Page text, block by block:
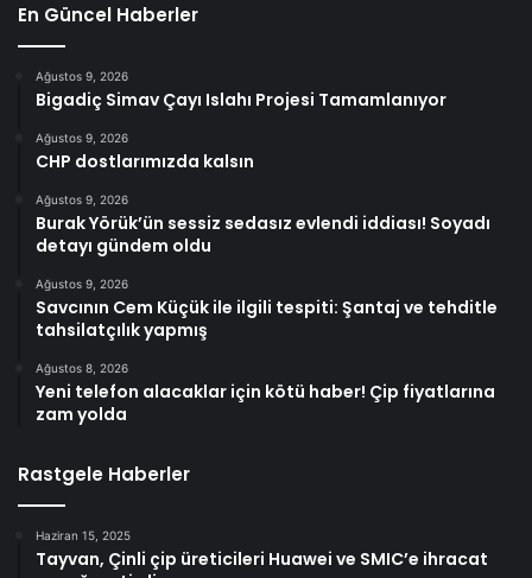
En Güncel Haberler
Ağustos 9, 2026
Bigadiç Simav Çayı Islahı Projesi Tamamlanıyor
Ağustos 9, 2026
CHP dostlarımızda kalsın
Ağustos 9, 2026
Burak Yörük’ün sessiz sedasız evlendi iddiası! Soyadı
detayı gündem oldu
Ağustos 9, 2026
Savcının Cem Küçük ile ilgili tespiti: Şantaj ve tehditle
tahsilatçılık yapmış
Ağustos 8, 2026
Yeni telefon alacaklar için kötü haber! Çip fiyatlarına
zam yolda
Rastgele Haberler
Haziran 15, 2025
Tayvan, Çinli çip üreticileri Huawei ve SMIC’e ihracat